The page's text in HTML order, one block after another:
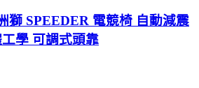
獅 SPEEDER 電競椅 自動減震
學 可調式頭靠